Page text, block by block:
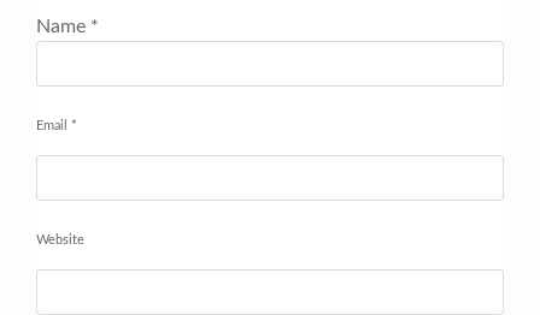
Name *
Email *
Website